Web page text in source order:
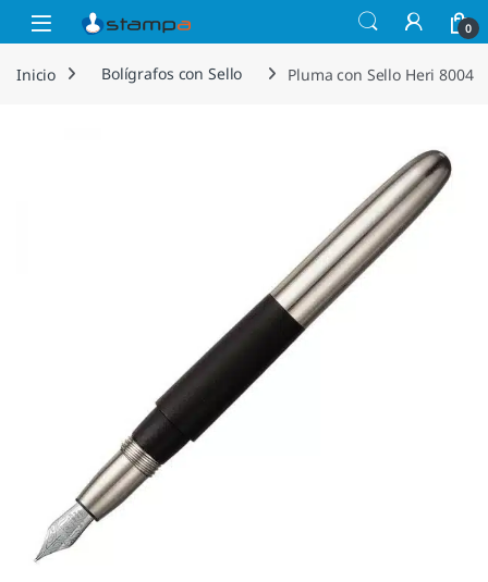
Saltar a la navegación
Saltar al contenido
Open 0
Inicio Bolígrafos con Sello Pluma con Sello Heri 8004